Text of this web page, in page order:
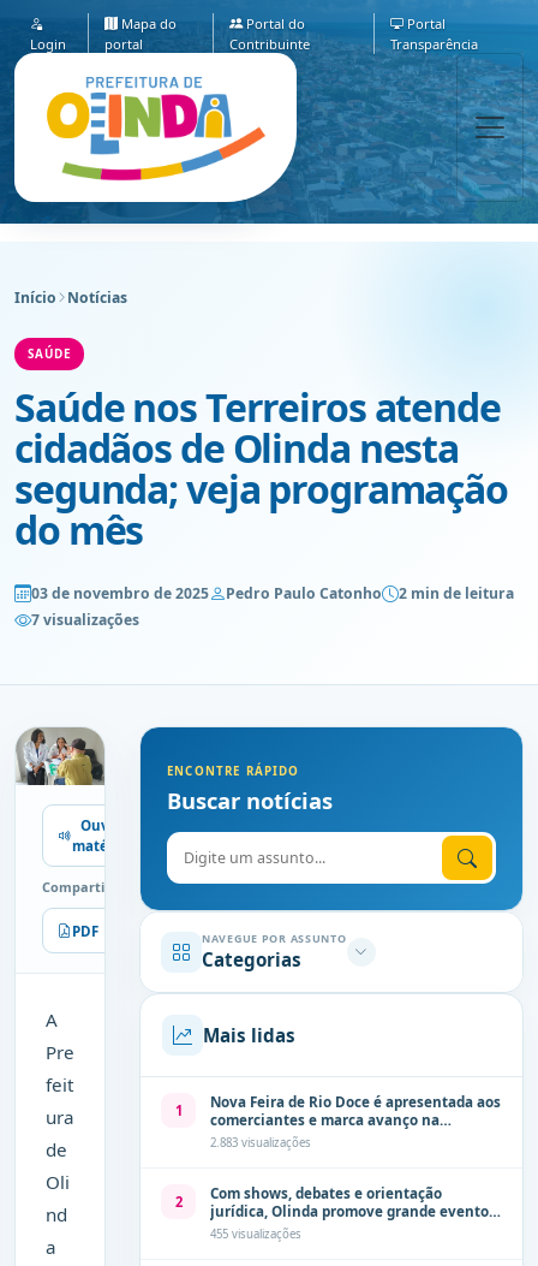
Login
Mapa do
portal
Portal do
Contribuinte
Portal
Transparência
Início Notícias
SAÚDE
Saúde nos Terreiros atende
cidadãos de Olinda nesta
segunda; veja programação
do mês
03 de novembro de 2025 Pedro Paulo Catonho
2 min de leitura
7 visualizações
Ouvir
matéria
Compartilhe
PDF
A
Pre
feit
ura
de
Oli
nd
a
ENCONTRE RÁPIDO
Buscar notícias
Digite o assunto
NAVEGUE POR ASSUNTO
Categorias
Mais lidas
1
Nova Feira de Rio Doce é apresentada aos
comerciantes e marca avanço na
modernização dos espaços públicos de
2.883 visualizações
2
Com shows, debates e orientação
jurídica, Olinda promove grande evento
de combate à violência contra a mulher
neste sábado (8)
455 visualizações